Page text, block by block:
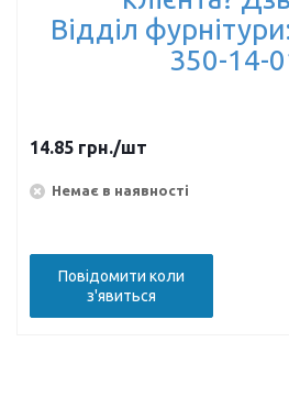
Відділ
350-14-
14.85 грн./шт
Немає в наявності
Повідомити коли
з'явиться